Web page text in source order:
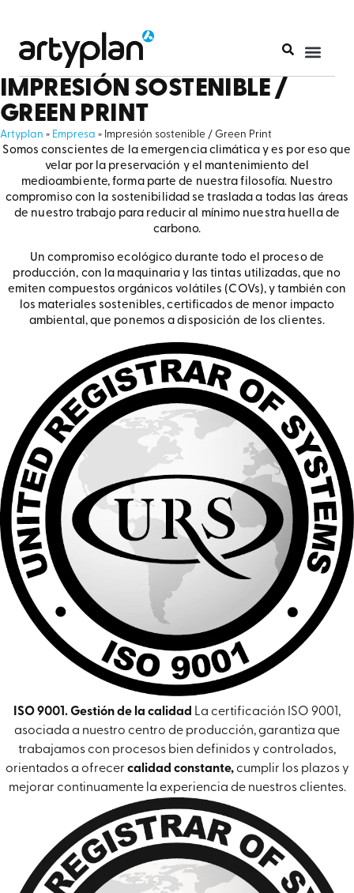
IMPRESIÓN SOSTENIBLE /
GREEN PRINT
Artyplan » Empresa » Impresión sostenible / Green Print
Somos conscientes de la emergencia climática y es por eso que
velar por la preservación y el mantenimiento del
medioambiente, forma parte de nuestra filosofía. Nuestro
compromiso con la sostenibilidad se traslada a todas las áreas
de nuestro trabajo para reducir al mínimo nuestra huella de
carbono.
Un compromiso ecológico durante todo el proceso de
producción, con la maquinaria y las tintas utilizadas, que no
emiten compuestos orgánicos volátiles (COVs), y también con
los materiales sostenibles, certificados de menor impacto
ambiental, que ponemos a disposición de los clientes.
ISO 9001. Gestión de la calidad La certificación ISO 9001,
asociada a nuestro centro de producción, garantiza que
trabajamos con procesos bien definidos y controlados,
orientados a ofrecer calidad constante, cumplir los plazos y
mejorar continuamente la experiencia de nuestros clientes.